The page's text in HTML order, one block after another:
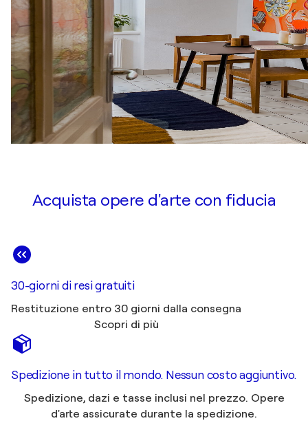
Acquista opere d'arte con fiducia
30-giorni di resi gratuiti
Restituzione entro 30 giorni dalla consegna
Scopri di più
Spedizione in tutto il mondo. Nessun costo aggiuntivo.
Spedizione, dazi e tasse inclusi nel prezzo. Opere
d'arte assicurate durante la spedizione.